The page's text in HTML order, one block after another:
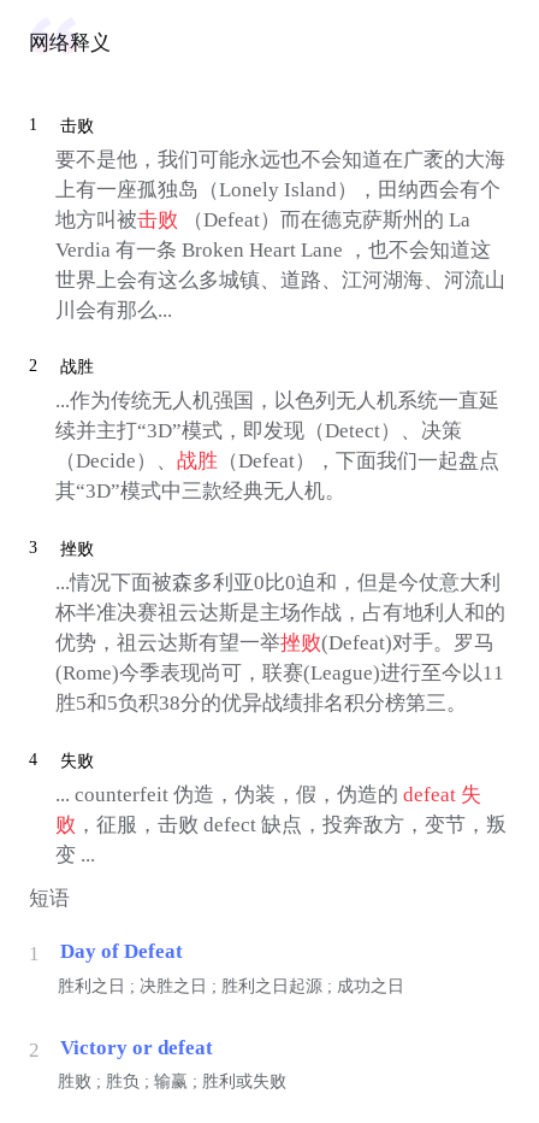
网络释义
1 击败
要不是他，我们可能永远也不会知道在广袤的大海
上有一座孤独岛（Lonely Island），田纳西会有个
地方叫被击败 （Defeat）而在德克萨斯州的 La
Verdia 有一条 Broken Heart Lane ，也不会知道这
世界上会有这么多城镇、道路、江河湖海、河流山
川会有那么...
2 战胜
...作为传统无人机强国，以色列无人机系统一直延
续并主打“3D”模式，即发现（Detect）、决策
（Decide）、 战胜（Defeat），下面我们一起盘点
其“3D”模式中三款经典无人机。
3 挫败
...情况下面被森多利亚0比0迫和，但是今仗意大利
杯半准决赛祖云达斯是主场作战，占有地利人和的
优势，祖云达斯有望一举挫败(Defeat)对手。罗马
(Rome)今季表现尚可，联赛(League)进行至今以11
胜5和5负积38分的优异战绩排名积分榜第三。
4 失败
... counterfeit 伪造，伪装，假，伪造的 defeat 失
败 ，征服，击败 defect 缺点，投奔敌方，变节，叛
变 ...
短语
1 Day of Defeat
胜利之日 ; 决胜之日 ; 胜利之日起源 ; 成功之日
2 Victory or defeat
胜败 ; 胜负 ; 输赢 ; 胜利或失败